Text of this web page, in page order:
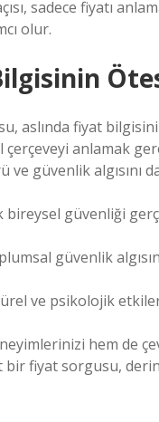
sadece fiyatı
olur.
aslında fiyat
çerçeveyi anlamak
güvenlik algısını
güvenliği
güvenlik
ve psikolojik
hem de
fiyat sorgusu,